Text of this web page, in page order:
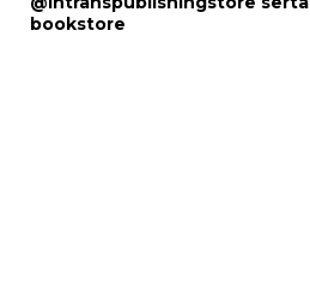
bookstore